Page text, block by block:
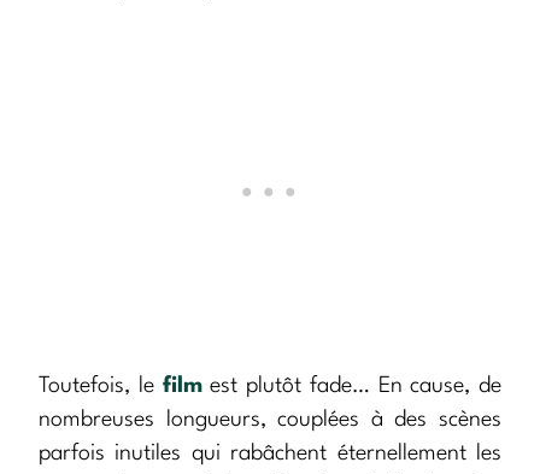
Toutefois, le filmest plutôt fade… En cause, de
nombreuses longueurs, couplées à des scènes
parfois inutiles qui rabâchent éternellement les